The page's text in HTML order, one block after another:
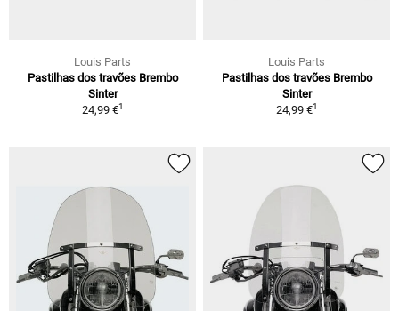
Louis Parts
Pastilhas dos travões Brembo
Sinter
24,99 €1
Louis Parts
Pastilhas dos travões Brembo
Sinter
24,99 €1